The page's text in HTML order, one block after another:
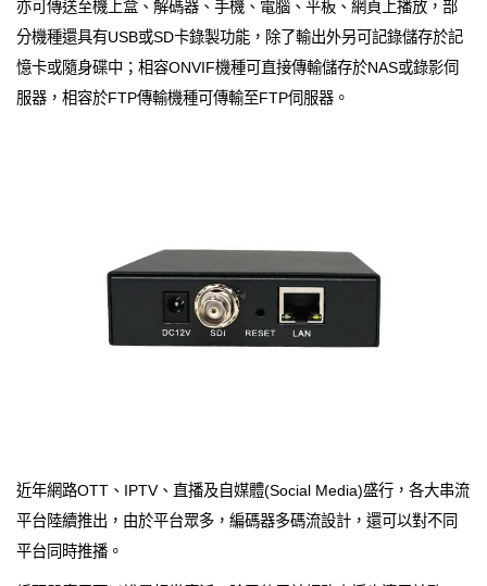
亦可傳送至機上盒、解碼器、手機、電腦、平板、網頁上播放，部
分機種還具有USB或SD卡錄製功能，除了輸出外另可記錄儲存於記
憶卡或隨身碟中；相容ONVIF機種可直接傳輸儲存於NAS或錄影伺
服器，相容於FTP傳輸機種可傳輸至FTP伺服器。
近年網路OTT、IPTV、直播及自媒體(Social Media)盛行，各大串流
平台陸續推出，由於平台眾多，編碼器多碼流設計，還可以對不同
平台同時推播。